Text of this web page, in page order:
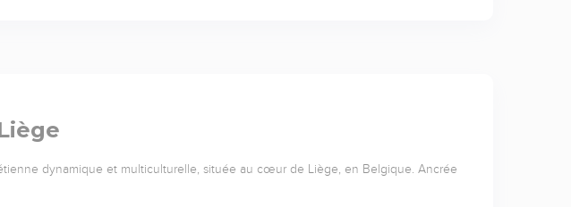
dynamique et multiculturelle, située au cœur de Liège, en Belgique. Ancrée